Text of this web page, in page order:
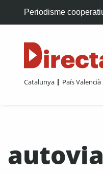
Periodisme
Catalunya País Valencià